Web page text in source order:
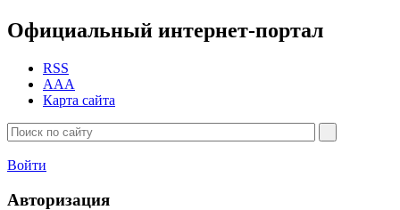
Официальный интернет-портал
RSS
AAA
Карта сайта
Войти
Авторизация